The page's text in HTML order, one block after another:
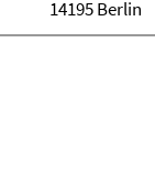
14195 Berlin